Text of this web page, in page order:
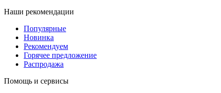
Наши рекомендации
Популярные
Новинка
Рекомендуем
Горячее предложение
Распродажа
Помощь и сервисы